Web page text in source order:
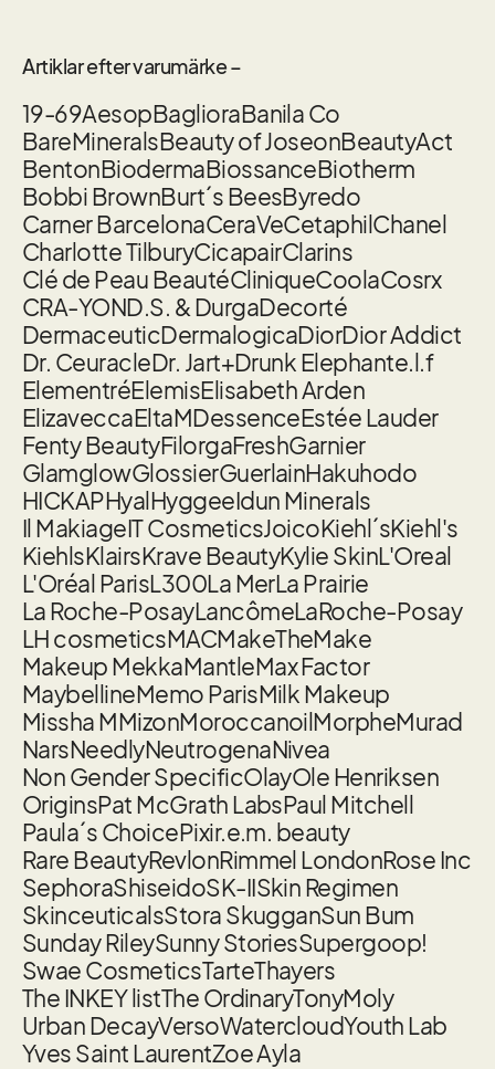
Artiklar efter varumärke –
19-69AesopBaglioraBanila Co
BareMineralsBeauty of JoseonBeautyAct
BentonBiodermaBiossanceBiotherm
Bobbi BrownBurt´s BeesByredo
Carner BarcelonaCeraVeCetaphilChanel
Charlotte TilburyCicapairClarins
Clé de Peau BeautéCliniqueCoolaCosrx
CRA-YOND.S. & DurgaDecorté
DermaceuticDermalogicaDiorDior Addict
Dr. CeuracleDr. Jart+Drunk Elephante.l.f
ElementréElemisElisabeth Arden
ElizaveccaEltaMDessenceEstée Lauder
Fenty BeautyFilorgaFreshGarnier
GlamglowGlossierGuerlainHakuhodo
HICKAPHyalHyggeeIdun Minerals
Il MakiageIT CosmeticsJoicoKiehl´sKiehl's
KiehlsKlairsKrave BeautyKylie SkinL'Oreal
L'Oréal ParisL300La MerLa Prairie
La Roche-PosayLancômeLaRoche-Posay
LH cosmeticsMACMakeTheMake
Makeup MekkaMantleMax Factor
MaybellineMemo ParisMilk Makeup
Missha MMizonMoroccanoilMorpheMurad
NarsNeedlyNeutrogenaNivea
Non Gender SpecificOlayOle Henriksen
OriginsPat McGrath LabsPaul Mitchell
Paula´s ChoicePixir.e.m. beauty
Rare BeautyRevlonRimmel LondonRose Inc
SephoraShiseidoSK-IISkin Regimen
SkinceuticalsStora SkugganSun Bum
Sunday RileySunny StoriesSupergoop!
Swae CosmeticsTarteThayers
The INKEY listThe OrdinaryTonyMoly
Urban DecayVersoWatercloudYouth Lab
Yves Saint LaurentZoe Ayla